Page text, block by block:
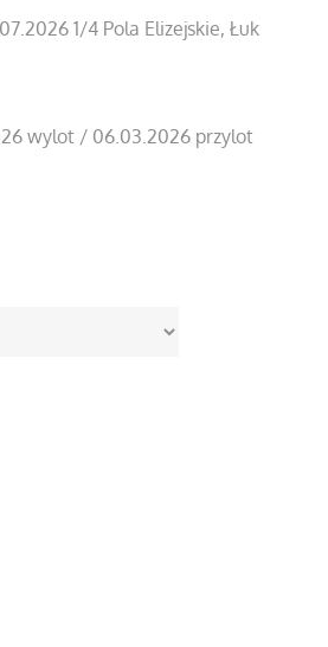
1/4 Pola Elizejskie, Łuk
wylot / 06.03.2026 przylot